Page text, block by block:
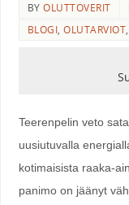
BYOLUTTOVERIT
BLOGI,OLUTARVIOT
Teerenpelin veto
uusiutuvalla
kotimaisista raaka-
panimo on jäänyt